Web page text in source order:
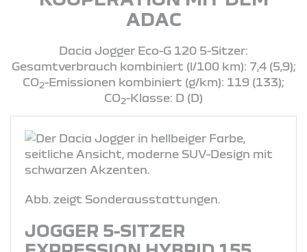
ADAC
Dacia Jogger Eco-G 120 5-Sitzer:
Gesamtverbrauch kombiniert (l/100 km): 7,4 (5,9);
CO2-Emissionen kombiniert (g/km): 119 (133);
CO2-Klasse: D (D)
Abb. zeigt Sonderausstattungen.
JOGGER 5-SITZER